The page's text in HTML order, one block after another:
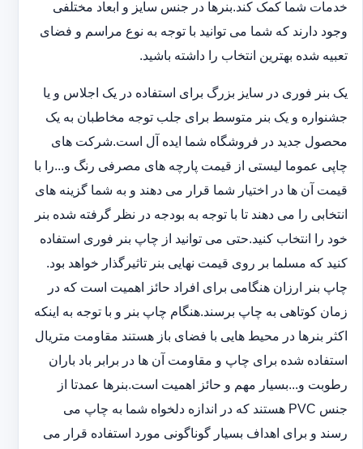
خدمات شما کمک کند.بنرها در جنس سایز و ابعاد مختلفی
وجود دارند که شما می توانید با توجه به نوع مراسم و فضای
تعبیه شده بهترین انتخاب را داشته باشید.
یک بنر فوری در سایز بزرگ برای استفاده در یک اجلاس و یا
جشنواره و یک بنر متوسط برای جلب توجه مخاطبان به یک
محصول جدید در فروشگاه شما ایده آل است.شرکت های
چاپی عموما لیستی از قیمت پارچه های مصرفی رنگ و...را با
قیمت آن ها در اختیار شما قرار می دهند و به شما گزینه های
انتخابی را می دهند تا با توجه به بودجه در نظر گرفته شده بنر
خود را انتخاب کنید.حتی می توانید از چاپ بنر فوری استفاده
کنید که مسلما بر روی قیمت نهایی بنر تاثیرگذار خواهد بود.
چاپ بنر ارزان هنگامی برای افراد حائز اهمیت است که در
زمان کوتاهی به چاپ برسند.هنگام چاپ بنر و با توجه به اینکه
اکثر بنرها در محیط هایی با فضای باز هستند مقاومت متریال
استفاده شده برای چاپ و مقاومت آن ها در برابر باد باران
رطوبت و...بسیار مهم و حائز اهمیت است.بنرها عمدتا از
جنس PVC هستند که در اندازه دلخواه شما به چاپ می
رسند و برای اهداف بسیار گوناگونی مورد استفاده قرار می